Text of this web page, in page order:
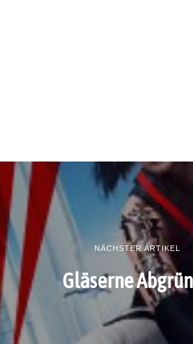
NÄCHSTER ARTIKEL
Gläserne